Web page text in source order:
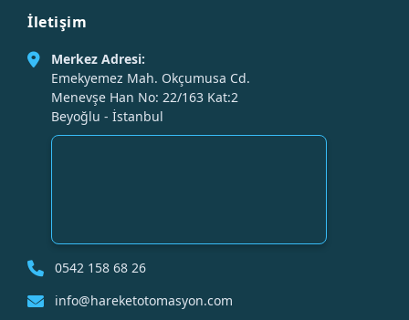
İletişim
Merkez Adresi:
Emekyemez Mah. Okçumusa Cd.
Menevşe Han No: 22/163 Kat:2
Beyoğlu - İstanbul
0542 158 68 26
info@hareketotomasyon.com